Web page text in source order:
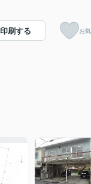
印刷する お